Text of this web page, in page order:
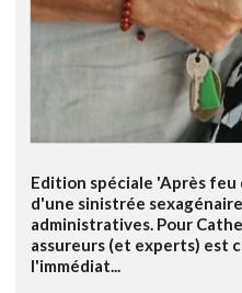
Edition spéciale 'Après feu
d'une sinistrée
administratives. Pour
assureurs (et experts) est
l'immédiat...